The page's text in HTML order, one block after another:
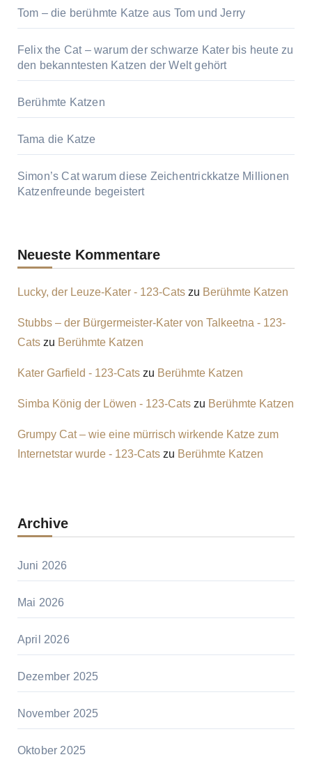
Tom – die berühmte Katze aus Tom und Jerry
Felix the Cat – warum der schwarze Kater bis heute zu
den bekanntesten Katzen der Welt gehört
Berühmte Katzen
Tama die Katze
Simon’s Cat warum diese Zeichentrickkatze Millionen
Katzenfreunde begeistert
Neueste Kommentare
Lucky, der Leuze-Kater - 123-Catszu Berühmte Katzen
Stubbs – der Bürgermeister-Kater von Talkeetna - 123-
Catszu Berühmte Katzen
Kater Garfield - 123-Catszu Berühmte Katzen
Simba König der Löwen - 123-Catszu Berühmte Katzen
Grumpy Cat – wie eine mürrisch wirkende Katze zum
Internetstar wurde - 123-Catszu Berühmte Katzen
Archive
Juni 2026
Mai 2026
April 2026
Dezember 2025
November 2025
Oktober 2025